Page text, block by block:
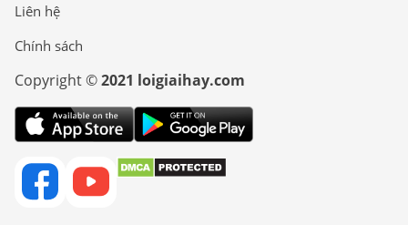
Liên hệ
Chính sách
Copyright ©2021 loigiaihay.com